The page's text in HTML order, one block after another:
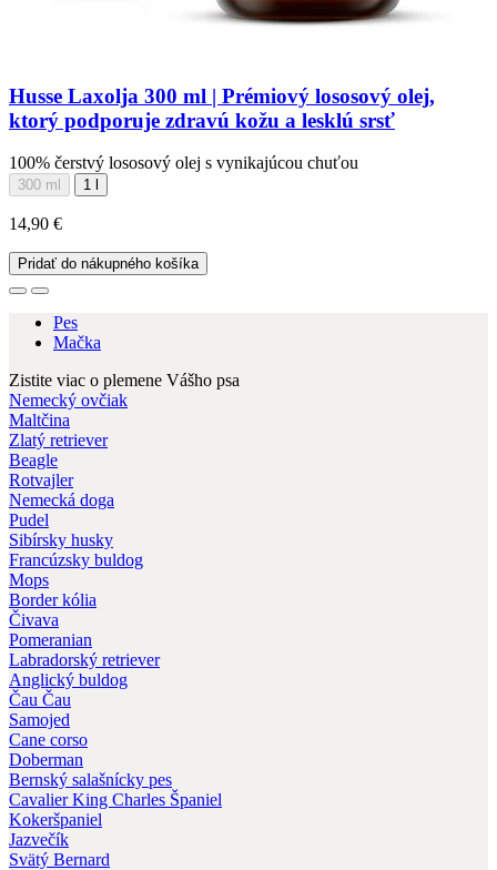
Husse Laxolja 300 ml | Prémiový lososový olej,
ktorý podporuje zdravú kožu a lesklú srsť
100% čerstvý lososový olej s vynikajúcou chuťou
300 ml 1 l
14,90 €
Pridať do nákupného košíka
Pes
Mačka
Zistite viac o plemene Vášho psa
Nemecký ovčiak
Maltčina
Zlatý retriever
Beagle
Rotvajler
Nemecká doga
Pudel
Sibírsky husky
Francúzsky buldog
Mops
Border kólia
Čivava
Pomeranian
Labradorský retriever
Anglický buldog
Čau Čau
Samojed
Cane corso
Doberman
Bernský salašnícky pes
Cavalier King Charles Španiel
Kokeršpaniel
Jazvečík
Svätý Bernard